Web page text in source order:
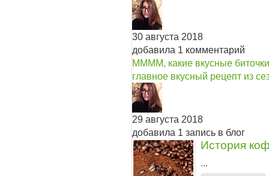
30 августа 2018
добавила 1 комментарий
ММММ, какие вкусные
главное вкусный рецепт из
29 августа 2018
добавила 1 запись в блог
История
...